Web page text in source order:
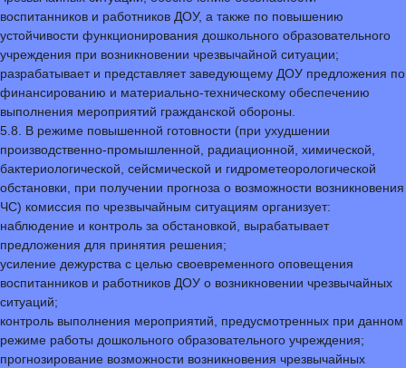
воспитанников и работников ДОУ, а также по повышению
устойчивости функционирования дошкольного образовательного
учреждения при возникновении чрезвычайной ситуации;
разрабатывает и представляет заведующему ДОУ предложения по
финансированию и материально-техническому обеспечению
выполнения мероприятий гражданской обороны.
5.8. В режиме повышенной готовности (при ухудшении
производственно-промышленной, радиационной, химической,
бактериологической, сейсмической и гидрометеорологической
обстановки, при получении прогноза о возможности возникновения
ЧС) комиссия по чрезвычайным ситуациям организует:
наблюдение и контроль за обстановкой, вырабатывает
предложения для принятия решения;
усиление дежурства с целью своевременного оповещения
воспитанников и работников ДОУ о возникновении чрезвычайных
ситуаций;
контроль выполнения мероприятий, предусмотренных при данном
режиме работы дошкольного образовательного учреждения;
прогнозирование возможности возникновения чрезвычайных